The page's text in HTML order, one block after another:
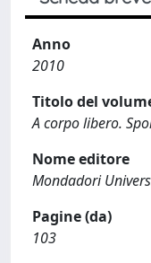
Anno
2010
Titolo del
A corpo libero.
Nome editore
Mondadori
Pagine (da)
103